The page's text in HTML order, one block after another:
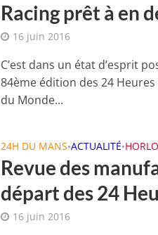
Racing prêt à en
16 juin 2016
C’est dans un état d’esprit
84ème édition des 24
du Monde...
24H DU MANS•ACTUALITÉ•
Revue des
départ des 24
16 juin 2016